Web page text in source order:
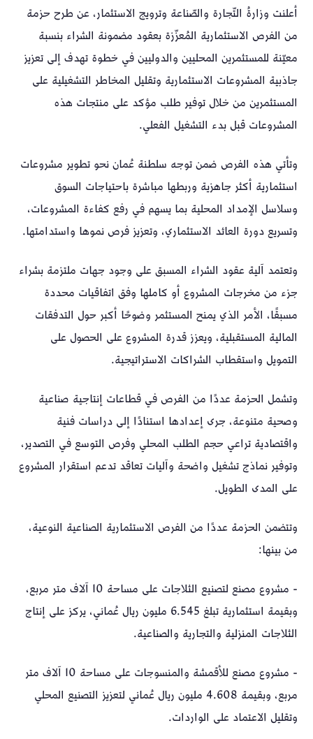
أعلنت وزارةُ التّجارة والصّناعة وترويج الاستثمار، عن طرح حزمة
من الفرص الاستثمارية المُعزّزة بعقود مضمونة الشراء بنسبة
معيّنة للمستثمرين المحليين والدوليين في خطوة تهدف إلى تعزيز
جاذبية المشروعات الاستثمارية وتقليل المخاطر التشغيلية على
المستثمرين من خلال توفير طلب مؤكد على منتجات هذه
المشروعات قبل بدء التشغيل الفعلي.
وتأتي هذه الفرص ضمن توجه سلطنة عُمان نحو تطوير مشروعات
استثمارية أكثر جاهزية وربطها مباشرة باحتياجات السوق
وسلاسل الإمداد المحلية بما يسهم في رفع كفاءة المشروعات،
وتسريع دورة العائد الاستثماري، وتعزيز فرص نموها واستدامتها.
وتعتمد آلية عقود الشراء المسبق على وجود جهات ملتزمة بشراء
جزء من مخرجات المشروع أو كاملها وفق اتفاقيات محددة
مسبقًا، الأمر الذي يمنح المستثمر وضوحًا أكبر حول التدفقات
المالية المستقبلية، ويعزز قدرة المشروع على الحصول على
التمويل واستقطاب الشراكات الاستراتيجية.
وتشمل الحزمة عددًا من الفرص في قطاعات إنتاجية صناعية
وصحية متنوعة، جرى إعدادها استنادًا إلى دراسات فنية
واقتصادية تراعي حجم الطلب المحلي وفرص التوسع في التصدير،
وتوفير نماذج تشغيل واضحة وآليات تعاقد تدعم استقرار المشروع
على المدى الطويل.
وتتضمن الحزمة عددًا من الفرص الاستثمارية الصناعية النوعية،
من بينها:
- مشروع مصنع لتصنيع الثلاجات على مساحة 10 آلاف متر مربع،
وبقيمة استثمارية تبلغ 6.545 مليون ريال عُماني، يركز على إنتاج
الثلاجات المنزلية والتجارية والصناعية.
- مشروع مصنع للأقمشة والمنسوجات على مساحة 10 آلاف متر
مربع، وبقيمة 4.608 مليون ريال عُماني لتعزيز التصنيع المحلي
وتقليل الاعتماد على الواردات.